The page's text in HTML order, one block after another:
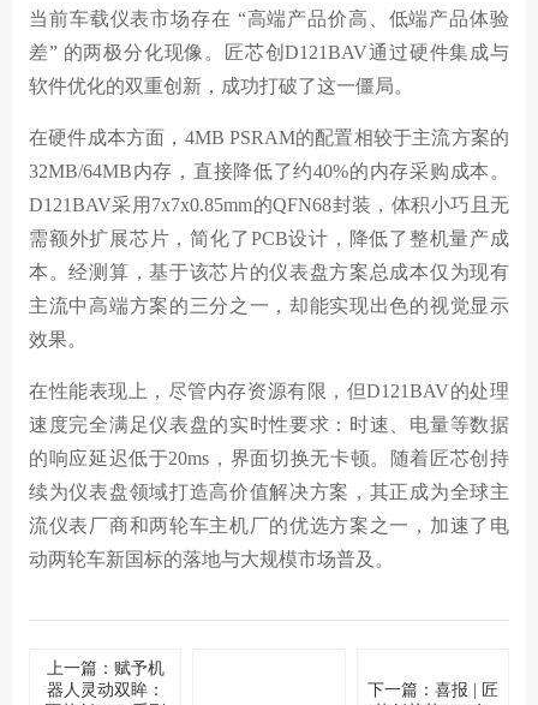
当前车载仪表市场存在 “高端产品价高、低端产品体验
差” 的两极分化现像。匠芯创D121BAV通过硬件集成与
软件优化的双重创新，成功打破了这一僵局。
在硬件成本方面，4MB PSRAM的配置相较于主流方案的
32MB/64MB内存，直接降低了约40%的内存采购成本。
D121BAV采用7x7x0.85mm的QFN68封装，体积小巧且无
需额外扩展芯片，简化了PCB设计，降低了整机量产成
本。经测算，基于该芯片的仪表盘方案总成本仅为现有
主流中高端方案的三分之一，却能实现出色的视觉显示
效果。
在性能表现上，尽管内存资源有限，但D121BAV的处理
速度完全满足仪表盘的实时性要求：时速、电量等数据
的响应延迟低于20ms，界面切换无卡顿。随着匠芯创持
续为仪表盘领域打造高价值解决方案，其正成为全球主
流仪表厂商和两轮车主机厂的优选方案之一，加速了电
动两轮车新国标的落地与大规模市场普及。
上一篇：赋予机
器人灵动双眸：
下一篇：喜报 | 匠